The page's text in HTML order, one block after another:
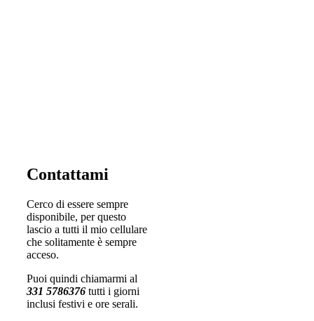
Contattami
Cerco di essere sempre
disponibile, per questo
lascio a tutti il mio cellulare
che solitamente è sempre
acceso.
Puoi quindi chiamarmi al
331 5786376 tutti i giorni
inclusi festivi e ore serali.